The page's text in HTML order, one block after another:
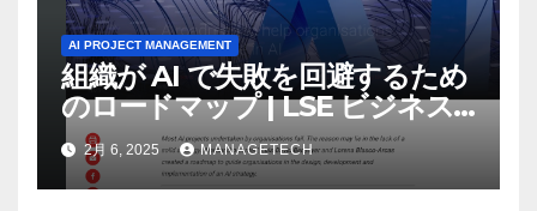
AI PROJECT MANAGEMENT
組織が AI で失敗を回避するため
のロードマップ | LSE ビジネス
レビュー
2月 6, 2025 MANAGETECH